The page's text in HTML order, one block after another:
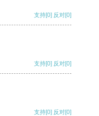
支持[0] 反对[0]
支持[0] 反对[0]
支持[0] 反对[0]